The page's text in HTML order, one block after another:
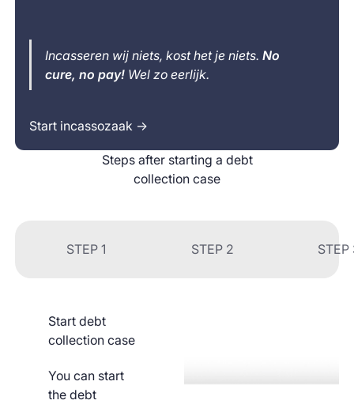
Incasseren wij niets, kost het je niets. No
cure, no pay!Wel zo eerlijk.
Start incassozaak →
Steps after starting a debt
collection case
STEP 1 STEP 2 STEP
Start debt
collection case
You can start
the debt